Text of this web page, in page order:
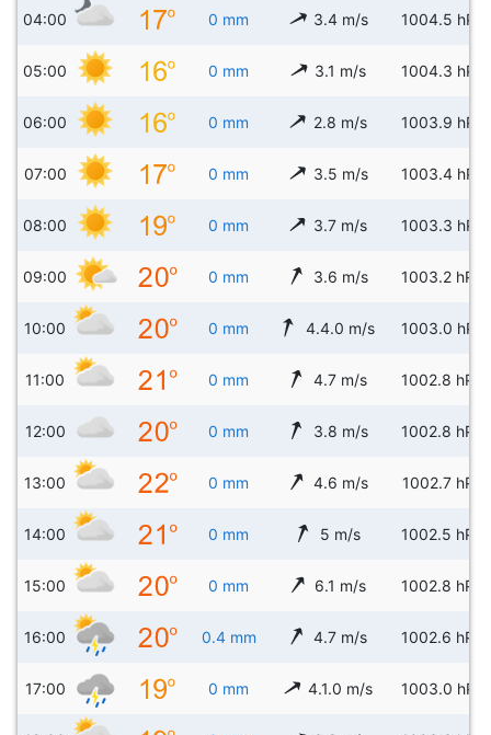
04:00 0 mm 3.4 m/s 1004.5 hPa
05:00 0 mm 3.1 m/s 1004.3 hPa
06:00 0 mm 2.8 m/s 1003.9 hPa
07:00 0 mm 3.5 m/s 1003.4 hPa
08:00 0 mm 3.7 m/s 1003.3 hPa
09:00 0 mm 3.6 m/s 1003.2 hPa
10:00 0 mm 4.4.0 m/s 1003.0 hPa
11:00 0 mm 4.7 m/s 1002.8 hPa
12:00 0 mm 3.8 m/s 1002.8 hPa
13:00 0 mm 4.6 m/s 1002.7 hPa
14:00 0 mm 5 m/s 1002.5 hPa
15:00 0 mm 6.1 m/s 1002.8 hPa
16:00 0.4 mm 4.7 m/s 1002.6 hPa
17:00 0 mm 4.1.0 m/s 1003.0 hPa